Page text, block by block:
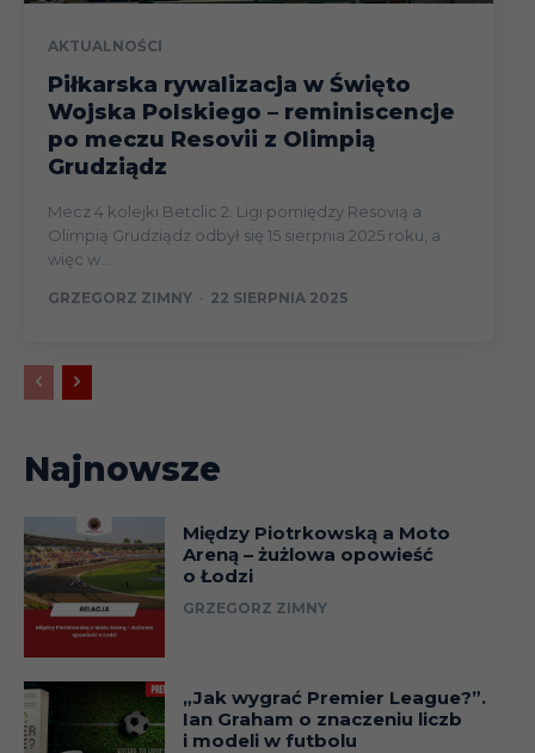
AKTUALNOŚCI
Piłkarska rywalizacja w Święto
Wojska Polskiego – reminiscencje
po meczu Resovii z Olimpią
Grudziądz
Mecz 4 kolejki Betclic 2. Ligi pomiędzy Resovią a
Olimpią Grudziądz odbył się 15 sierpnia 2025 roku, a
więc w...
GRZEGORZ ZIMNY - 22 SIERPNIA 2025
Najnowsze
Między Piotrkowską a Moto
Areną – żużlowa opowieść
o Łodzi
GRZEGORZ ZIMNY
„Jak wygrać Premier League?”.
Ian Graham o znaczeniu liczb
i modeli w futbolu